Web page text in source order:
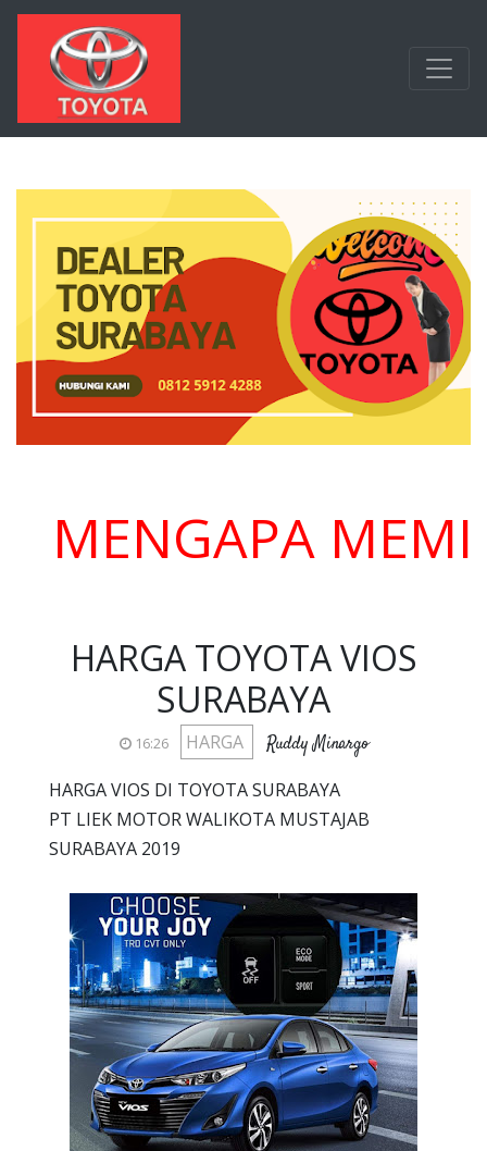
Langsung ke konten utama
MEMILIH
HARGA TOYOTA VIOS
SURABAYA
16:26 HARGA Ruddy Minargo
HARGA VIOS DI TOYOTA SURABAYA
PT LIEK MOTOR WALIKOTA MUSTAJAB
SURABAYA 2019